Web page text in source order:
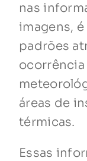
nas
imagens,
padrões
áreas de
térmicas.
Essas